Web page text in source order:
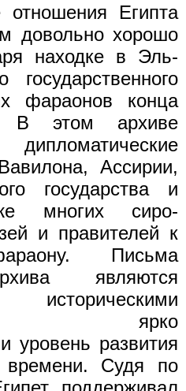
Египта
довольно хорошо
находке в Эль-
фараонов конца
В этом архиве
Ассирии,
государства и
многих сиро-
и правителей к
Письма
являются
ярко
уровень развития
времени. Судя по